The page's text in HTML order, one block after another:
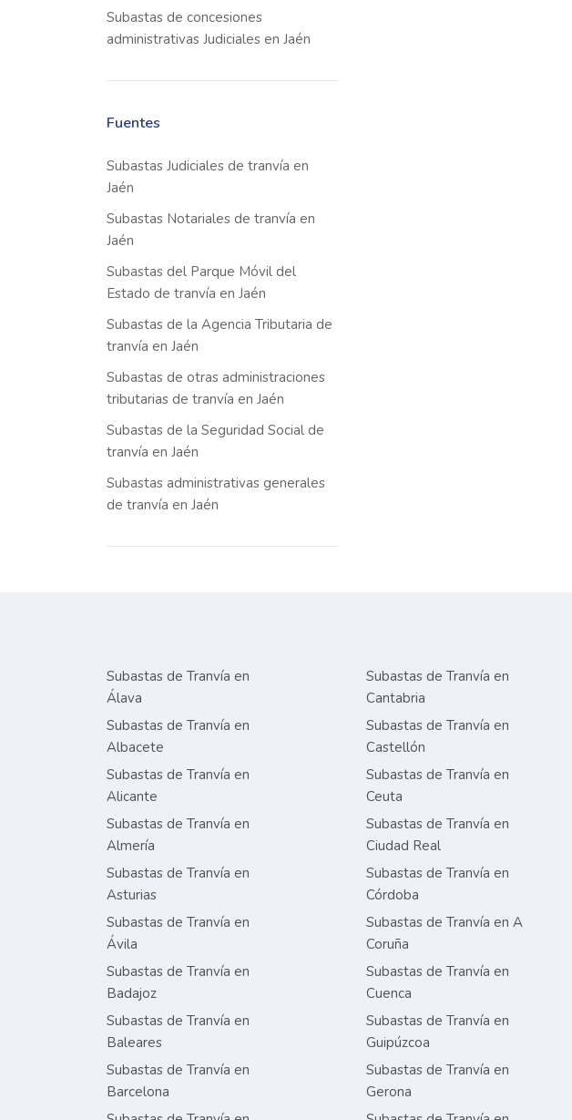
Subastas de concesiones
administrativas Judiciales en Jaén
Fuentes
Subastas Judiciales de tranvía en
Jaén
Subastas Notariales de tranvía en
Jaén
Subastas del Parque Móvil del
Estado de tranvía en Jaén
Subastas de la Agencia Tributaria de
tranvía en Jaén
Subastas de otras administraciones
tributarias de tranvía en Jaén
Subastas de la Seguridad Social de
tranvía en Jaén
Subastas administrativas generales
de tranvía en Jaén
Subastas de Tranvía en
Álava
Subastas de Tranvía en
Albacete
Subastas de Tranvía en
Alicante
Subastas de Tranvía en
Almería
Subastas de Tranvía en
Asturias
Subastas de Tranvía en
Ávila
Subastas de Tranvía en
Badajoz
Subastas de Tranvía en
Baleares
Subastas de Tranvía en
Barcelona
Subastas de Tranvía en
Cantabria
Subastas de Tranvía en
Castellón
Subastas de Tranvía en
Ceuta
Subastas de Tranvía en
Ciudad Real
Subastas de Tranvía en
Córdoba
Subastas de Tranvía en A
Coruña
Subastas de Tranvía en
Cuenca
Subastas de Tranvía en
Guipúzcoa
Subastas de Tranvía en
Gerona